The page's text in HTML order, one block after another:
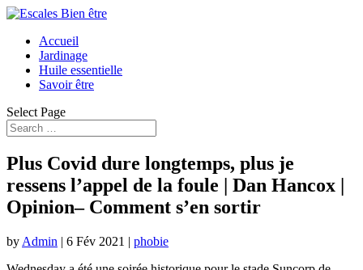
Accueil
Jardinage
Huile essentielle
Savoir être
Select Page
Plus Covid dure longtemps, plus je
ressens l’appel de la foule | Dan Hancox |
Opinion– Comment s’en sortir
by Admin | 6 Fév 2021 | phobie